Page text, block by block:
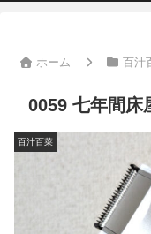
ホーム 百汁
0059 七年間床
百汁百菜